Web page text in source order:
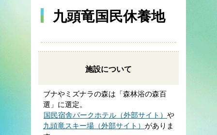
九頭竜国民休養地
施設について
ブナやミズナラの森は「森林浴の森百
選」に選定。
国民宿舎パークホテル（外部サイト） や
九頭竜スキー場（外部サイト） がありま